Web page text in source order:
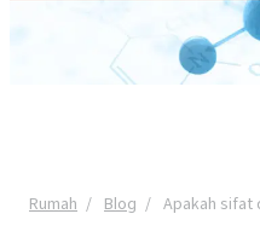
Rumah Blog Apakah sifat